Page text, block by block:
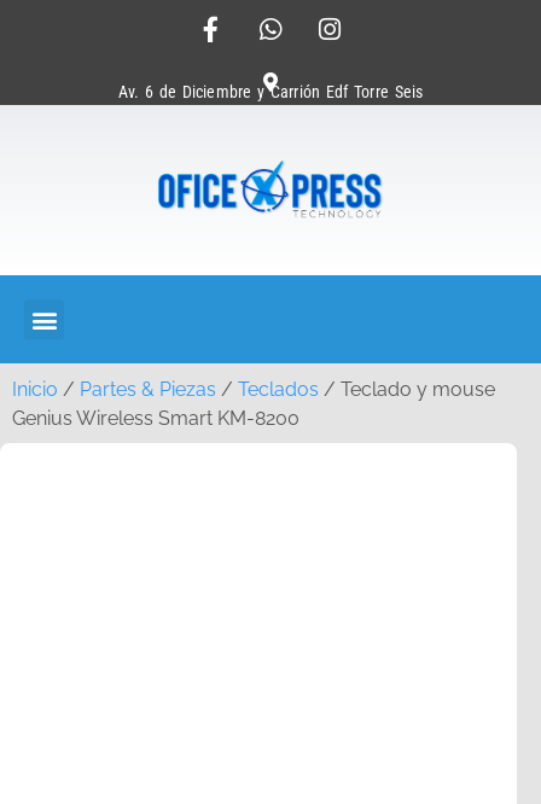
Av. 6 de Diciembre y Carrión Edf Torre Seis
Inicio / Partes & Piezas / Teclados / Teclado y mouse
Genius Wireless Smart KM-8200